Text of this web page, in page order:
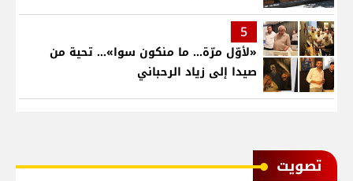
5
«لأوّل مرّة… ما منكون سوا»… تحية من
صيدا إلى زياد الرحباني
ﺗﺼﻮﻳﺖ